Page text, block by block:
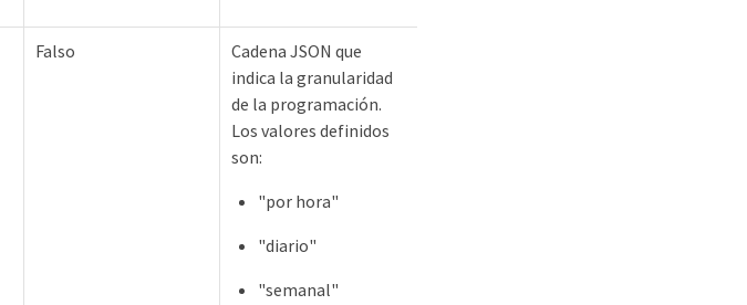
Falso
Cadena JSON que
indica la granularidad
de la programación.
Los valores definidos
son:
"por hora"
"diario"
"semanal"